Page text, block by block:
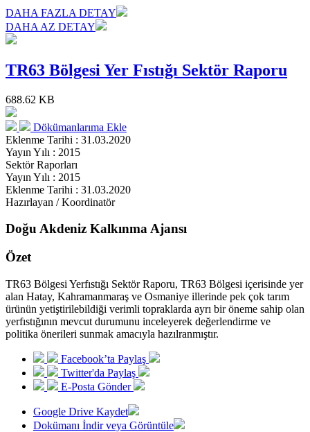
DAHA FAZLA DETAY
DAHA AZ DETAY
TR63 Bölgesi Yer Fıstığı Sektör Raporu
688.62 KB
Dökümanlarıma Ekle
Eklenme Tarihi : 31.03.2020
Yayın Yılı : 2015
Sektör Raporları
Yayın Yılı : 2015
Eklenme Tarihi : 31.03.2020
Hazırlayan / Koordinatör
Doğu Akdeniz Kalkınma Ajansı
Özet
TR63 Bölgesi Yerfıstığı Sektör Raporu, TR63 Bölgesi içerisinde yer
alan Hatay, Kahramanmaraş ve Osmaniye illerinde pek çok tarım
ürünün yetiştirilebildiği verimli topraklarda ayrı bir öneme sahip olan
yerfıstığının mevcut durumunu inceleyerek değerlendirme ve
politika önerileri sunmak amacıyla hazılranmıştır.
Facebook’ta Paylaş
Twitter'da Paylaş
E-Posta Gönder
Google Drive Kaydet
Dokümanı İndir veya Görüntüle